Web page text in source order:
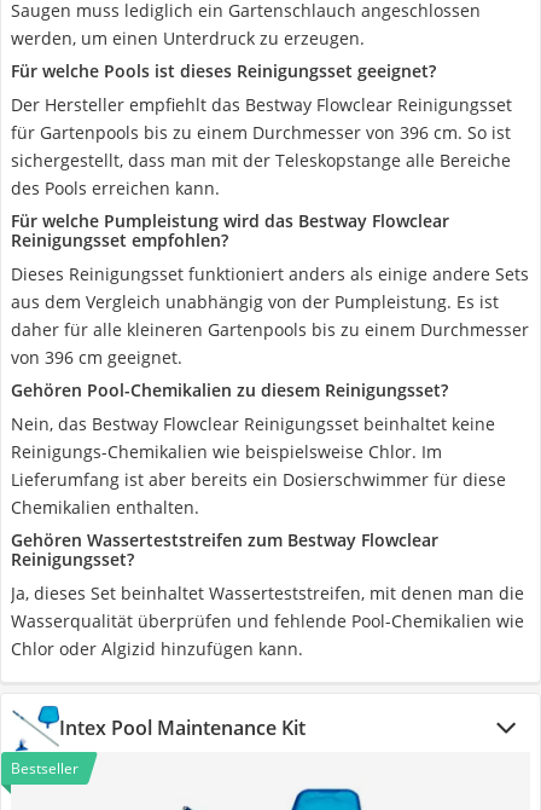
Saugen muss lediglich ein Gartenschlauch angeschlossen
werden, um einen Unterdruck zu erzeugen.
Für welche Pools ist dieses Reinigungsset geeignet?
Der Hersteller empfiehlt das Bestway Flowclear Reinigungsset
für Gartenpools bis zu einem Durchmesser von 396 cm. So ist
sichergestellt, dass man mit der Teleskopstange alle Bereiche
des Pools erreichen kann.
Für welche Pumpleistung wird das Bestway Flowclear
Reinigungsset empfohlen?
Dieses Reinigungsset funktioniert anders als einige andere Sets
aus dem Vergleich unabhängig von der Pumpleistung. Es ist
daher für alle kleineren Gartenpools bis zu einem Durchmesser
von 396 cm geeignet.
Gehören Pool-Chemikalien zu diesem Reinigungsset?
Nein, das Bestway Flowclear Reinigungsset beinhaltet keine
Reinigungs-Chemikalien wie beispielsweise Chlor. Im
Lieferumfang ist aber bereits ein Dosierschwimmer für diese
Chemikalien enthalten.
Gehören Wasserteststreifen zum Bestway Flowclear
Reinigungsset?
Ja, dieses Set beinhaltet Wasserteststreifen, mit denen man die
Wasserqualität überprüfen und fehlende Pool-Chemikalien wie
Chlor oder Algizid hinzufügen kann.
Intex Pool Maintenance Kit
Bestseller